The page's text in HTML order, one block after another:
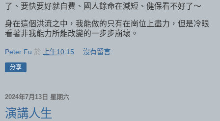
了、要快要好就自費、國人餘命在減短、健保看不好了～
身在這個洪流之中，我能做的只有在崗位上盡力，但是冷眼
看著非我能力所能改變的一步步崩壞。
Peter Fu 於 上午10:15 沒有留言:
分享
2024年7月13日 星期六
演講人生